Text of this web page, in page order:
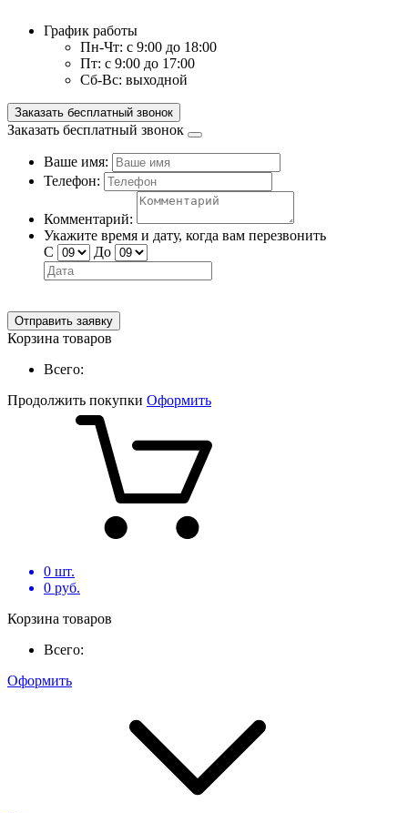
График работы
Пн-Чт: с 9:00 до 18:00
Пт: с 9:00 до 17:00
Сб-Вс: выходной
Заказать бесплатный звонок
Заказать бесплатный звонок
Ваше имя:
Телефон:
Комментарий:
Укажите время и дату, когда вам перезвонить
С
До
Отправить заявку
Корзина товаров
Всего:
Продолжить покупки Оформить
0 шт.
0 руб.
Корзина товаров
Всего:
Оформить